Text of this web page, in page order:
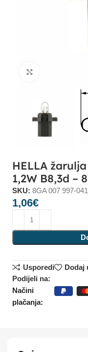
HELLA
1,2W B8,3d –
SKU:8GA 007 997-041
1,06€
Usporedi
Dodaj
Podijeli na:
Načini
plačanja: